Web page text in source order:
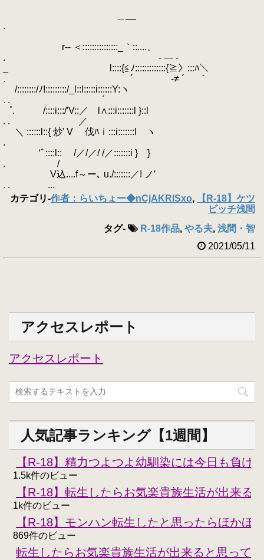
.
r-- ＜:::::::::::::::_｀::....、
. - ― -
_ l::::{≦ﾉ:::::::::::::{≧〉:::ﾊ＼
. ´ -≠ ´ ￣ ｀
/::::::::/ﾉ!:::::::::/_l::l:::::i::::::Y:ヽ
. . ´
゜. /::::i:::/′V::／ l∧:::i:::::::l }::l
. . ／
＼ ::::::l::{ 炒' V 伐ﾊｉ:::i:::::::l ヽ
.
‘ﾞ::::l::ゝ /／/／/ /／:::::::i } }
. /
V込....f～ー､ u./:::::::／! ノ′
. . ...
カテゴリ-作者：らいちょー◆nCjAKRISxo,
【R-18】ケツ
ビッチ浅間
タグ- R-18作品, やる夫, 浅間・智
2021/05/11
アクセスレポート
アクセスレポート
人気記事ランキング【1週間】
【R-18】精力つよつよ幼馴染には今日も負け
1.5k件のビュー
【R-18】転生したらお気楽貴族生活が出来
1k件のビュー
【R-18】モンハン転生したと思ったらほかほ
869件のビュー
転生したらお気楽貴族生活が出来ると思って